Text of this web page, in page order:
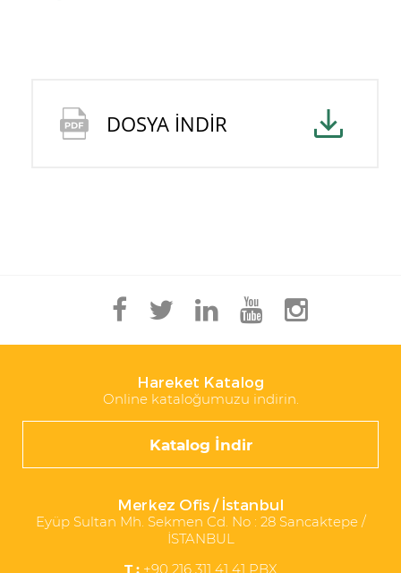
DOSYA İNDİR
Hareket Katalog
Online kataloğumuzu indirin.
Katalog İndir
Merkez Ofis / İstanbul
Eyüp Sultan Mh. Sekmen Cd. No : 28 Sancaktepe /
İSTANBUL
T :+90 216 311 41 41 PBX